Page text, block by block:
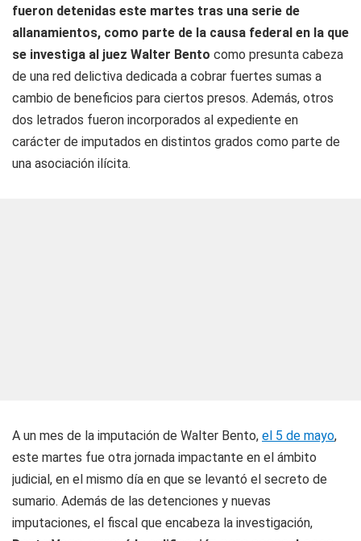
fueron detenidas este martes tras una serie de
allanamientos, como parte de la causa federal en la que
se investiga al juez Walter Bento como presunta cabeza
de una red delictiva dedicada a cobrar fuertes sumas a
cambio de beneficios para ciertos presos. Además, otros
dos letrados fueron incorporados al expediente en
carácter de imputados en distintos grados como parte de
una asociación ilícita.
A un mes de la imputación de Walter Bento, el 5 de mayo,
este martes fue otra jornada impactante en el ámbito
judicial, en el mismo día en que se levantó el secreto de
sumario. Además de las detenciones y nuevas
imputaciones, el fiscal que encabeza la investigación,